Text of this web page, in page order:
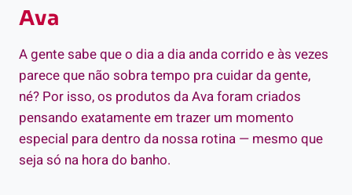
Ava
A gente sabe que o dia a dia anda corrido e às vezes
parece que não sobra tempo pra cuidar da gente,
né? Por isso, os produtos da Ava foram criados
pensando exatamente em trazer um momento
especial para dentro da nossa rotina — mesmo que
seja só na hora do banho.